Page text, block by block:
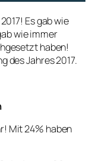
Es gab wie
wie immer
haben!
des Jahres 2017.
Mit 24% haben